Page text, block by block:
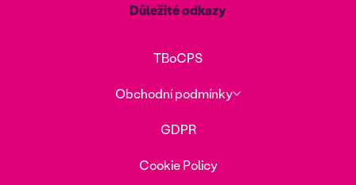
Důležité odkazy
TBoCPS
Obchodní podmínky
GDPR
Cookie Policy